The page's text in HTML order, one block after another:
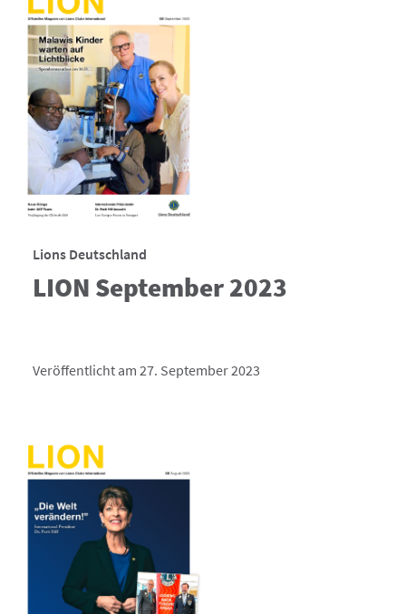
Lions Deutschland
LION September 2023
Veröffentlicht am 27. September 2023